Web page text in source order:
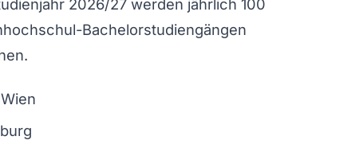
2026/27 werden jährlich 100
Bachelorstudiengängen